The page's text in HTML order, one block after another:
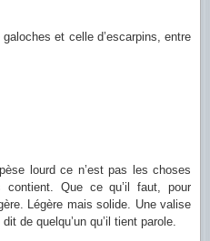
et celle d’escarpins, entre
lourd ce n’est pas les choses
Que ce qu’il faut, pour
Légère mais solide. Une valise
de quelqu’un qu’il tient parole.